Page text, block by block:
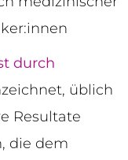
durch
üblich
Resultate
die dem